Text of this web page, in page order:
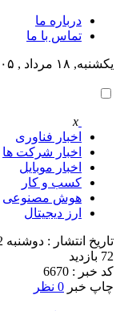
درباره ما
تماس با ما
یکشنبه, ۱۸ مرداد , ۱۴۰۵
x
اخبار فناوری
اخبار شرکت ها
اخبار موبایل
کسب و کار
هوش مصنوعی
ارز دیجیتال
تاریخ انتشار : دوشنبه 2 سپتامبر 2024 - 7:25
72 بازدید
کد خبر : 6670
چاپ خبر 0 نظر